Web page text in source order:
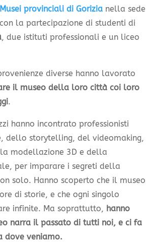
Musei provinciali di Gorizia nella sede
la partecipazione di studenti di
, due istituti professionali e un liceo
diverse hanno lavorato
il museo della loro città coi loro
.
hanno incontrato professionisti
dello storytelling, del videomaking,
modellazione 3D e della
per imparare i segreti della
solo. Hanno scoperto che il museo
di storie, e che ogni singolo
infinite. Ma soprattutto, hanno
narra il passato di tutti noi, e ci fa
dove veniamo.